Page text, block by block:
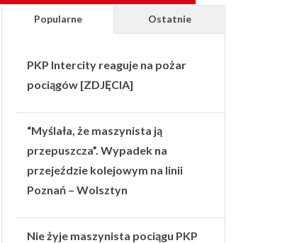
Popularne Ostatnie
PKP Intercity reaguje na pożar
pociągów [ZDJĘCIA]
“Myślała, że maszynista ją
przepuszcza”. Wypadek na
przejeździe kolejowym na linii
Poznań – Wolsztyn
Nie żyje maszynista pociągu PKP